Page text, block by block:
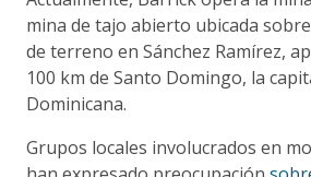
mina de tajo abierto ubicada
de terreno en Sánchez Ramírez,
100 km de Santo Domingo, la
Dominicana.
Grupos locales involucrados en